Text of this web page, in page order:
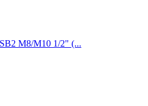
M8/М10 1/2" (...